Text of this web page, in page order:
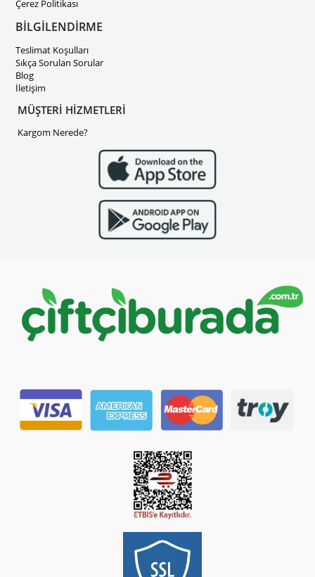
Çerez Politikası
BİLGİLENDİRME
Teslimat Koşulları
Sıkça Sorulan Sorular
Blog
İletişim
MÜŞTERİ HİZMETLERİ
Kargom Nerede?